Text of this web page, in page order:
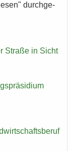
durch­ge­
Stra­ße in Sicht